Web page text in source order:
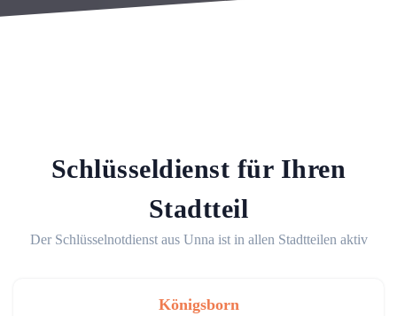
Schlüsseldienst für Ihren
Stadtteil
Der Schlüsselnotdienst aus Unna ist in allen Stadtteilen aktiv
Königsborn